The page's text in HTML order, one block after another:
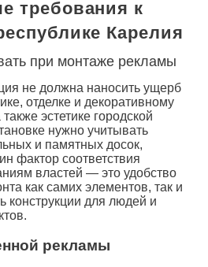
требования к
Карелия
при монтаже рекламы
не должна наносить ущерб
отделке и декоративному
эстетике городской
нужно учитывать
и памятных досок,
фактор соответствия
властей — это удобство
как самих элементов, так и
конструкции для людей и
рекламы